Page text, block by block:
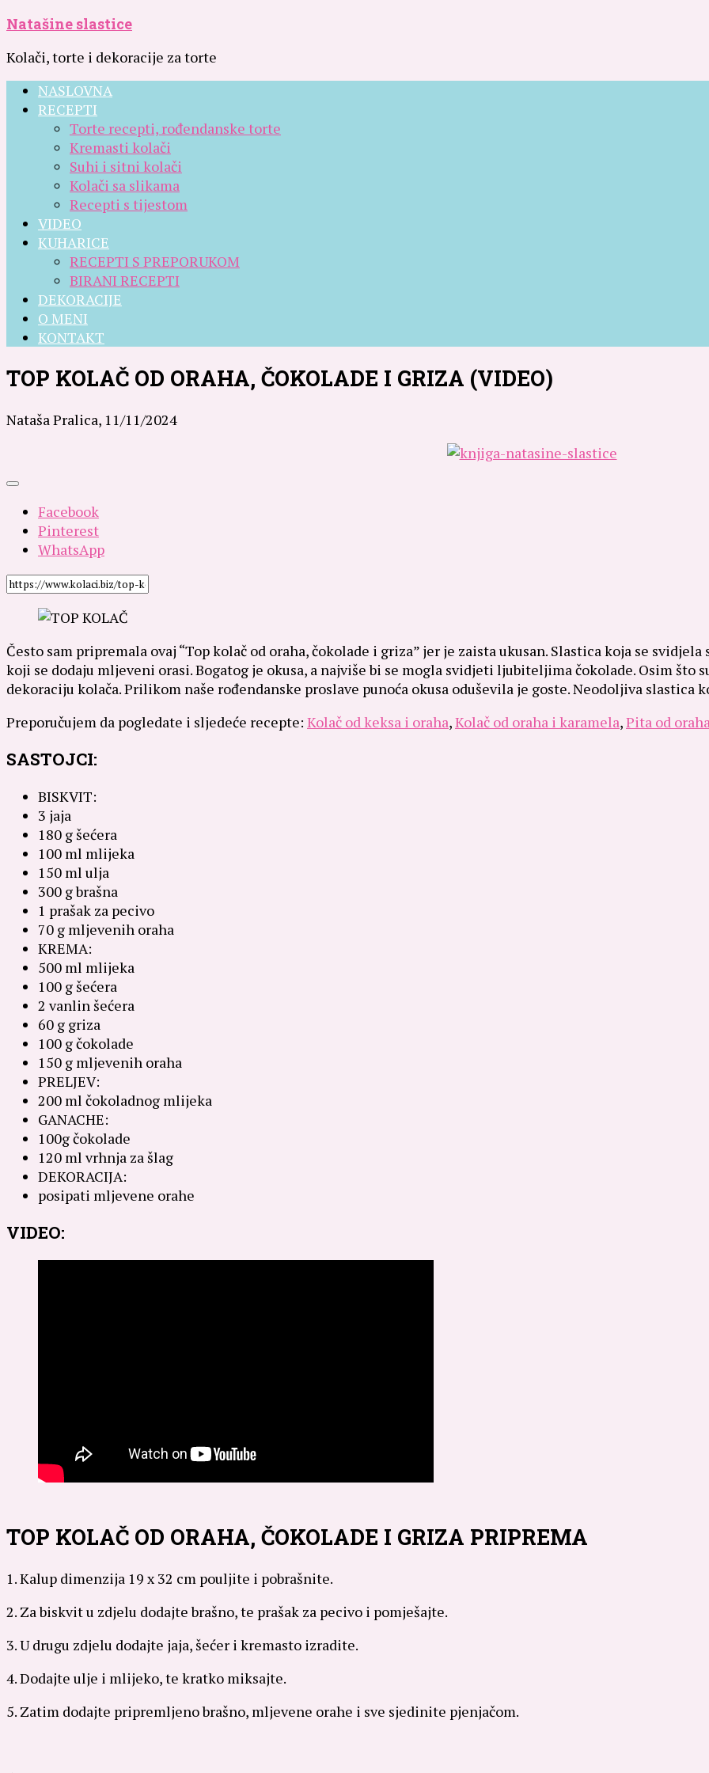
Natašine slastice
Kolači, torte i dekoracije za torte
NASLOVNA
RECEPTI
Torte recepti, rođendanske torte
Kremasti kolači
Suhi i sitni kolači
Kolači sa slikama
Recepti s tijestom
VIDEO
KUHARICE
RECEPTI S PREPORUKOM
BIRANI RECEPTI
DEKORACIJE
O MENI
KONTAKT
TOP KOLAČ OD ORAHA, ČOKOLADE I GRIZA (VIDEO)
Nataša Pralica, 11/11/2024
Facebook
Pinterest
WhatsApp
Često sam pripremala ovaj “Top kolač od oraha, čokolade i griza” jer je zaista ukusan. Slastica koja se
koji se dodaju mljeveni orasi. Bogatog je okusa, a najviše bi se mogla svidjeti ljubiteljima čokolade. Osim
dekoraciju kolača. Prilikom naše rođendanske proslave punoća okusa oduševila je goste. Neodoljiva slastica
Preporučujem da pogledate i sljedeće recepte: Kolač od keksa i oraha,Kolač od oraha i karamela,Pita od
SASTOJCI:
BISKVIT:
3 jaja
180 g šećera
100 ml mlijeka
150 ml ulja
300 g brašna
1 prašak za pecivo
70 g mljevenih oraha
KREMA:
500 ml mlijeka
100 g šećera
2 vanlin šećera
60 g griza
100 g čokolade
150 g mljevenih oraha
PRELJEV:
200 ml čokoladnog mlijeka
GANACHE:
100g čokolade
120 ml vrhnja za šlag
DEKORACIJA:
posipati mljevene orahe
VIDEO:
TOP KOLAČ OD ORAHA, ČOKOLADE I GRIZA PRIPREMA
1. Kalup dimenzija 19 x 32 cm pouljite i pobrašnite.
2. Za biskvit u zdjelu dodajte brašno, te prašak za pecivo i pomješajte.
3. U drugu zdjelu dodajte jaja, šećer i kremasto izradite.
4. Dodajte ulje i mlijeko, te kratko miksajte.
5. Zatim dodajte pripremljeno brašno, mljevene orahe i sve sjedinite pjenjačom.